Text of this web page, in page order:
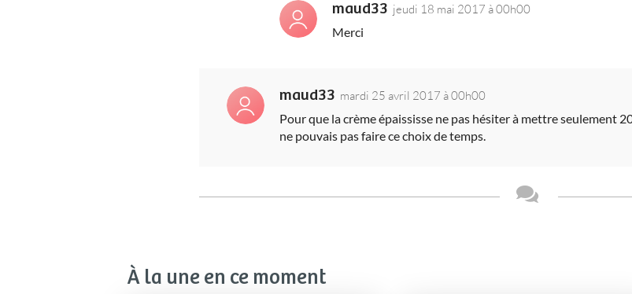
maud33 jeudi 18 mai 2017 à 00h00
Merci
maud33 mardi 25 avril 2017 à 00h00
Pour que la crème épaississe ne pas hésiter à mettre seulement
ne pouvais pas faire ce choix de temps.
À la une en ce moment